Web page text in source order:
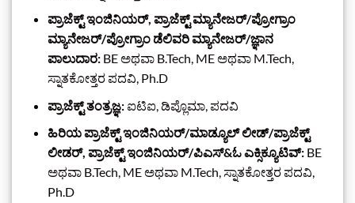
ಪ್ರಾಜೆಕ್ಟ್ ಇಂಜಿನಿಯರ್, ಪ್ರಾಜೆಕ್ಟ್ ಮ್ಯಾನೇಜರ್/ಪ್ರೋಗ್ರಾಂ
ಮ್ಯಾನೇಜರ್/ಪ್ರೋಗ್ರಾಂ ಡೆಲಿವರಿ ಮ್ಯಾನೇಜರ್/ಜ್ಞಾನ
ಪಾಲುದಾರ:BE ಅಥವಾ B.Tech, ME ಅಥವಾ M.Tech,
ಸ್ನಾತಕೋತ್ತರ ಪದವಿ, Ph.D
ಪ್ರಾಜೆಕ್ಟ್ ತಂತ್ರಜ್ಞ:ಐಟಿಐ, ಡಿಪ್ಲೊಮಾ, ಪದವಿ
ಹಿರಿಯ ಪ್ರಾಜೆಕ್ಟ್ ಇಂಜಿನಿಯರ್/ಮಾಡ್ಯೂಲ್ ಲೀಡ್/ಪ್ರಾಜೆಕ್ಟ್
ಲೀಡರ್, ಪ್ರಾಜೆಕ್ಟ್ ಇಂಜಿನಿಯರ್/ಪಿಎಸ್&ಓ ಎಕ್ಸಿಕ್ಯೂಟಿವ್:BE
ಅಥವಾ B.Tech, ME ಅಥವಾ M.Tech, ಸ್ನಾತಕೋತ್ತರ ಪದವಿ,
Ph.D